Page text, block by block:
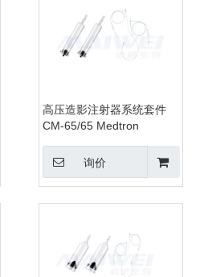
高压造影注射器系统套件
CM-65/65 Medtron
询价